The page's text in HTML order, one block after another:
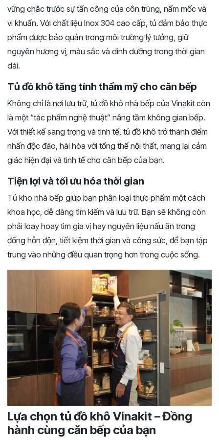
vững chắc trước sự tấn công của côn trùng, nấm mốc và
vi khuẩn. Với chất liệu Inox 304 cao cấp, tủ đảm bảo thực
phẩm được bảo quản trong môi trường lý tưởng, giữ
nguyên hương vị, màu sắc và dinh dưỡng trong thời gian
dài.
Tủ đồ khô tăng tính thẩm mỹ cho căn bếp
Không chỉ là nơi lưu trữ, tủ đồ khô nhà bếp của Vinakit còn
là một “tác phẩm nghệ thuật” nâng tầm không gian bếp.
Với thiết kế sang trọng và tinh tế, tủ đồ khô trở thành điểm
nhấn độc đáo, hài hòa với tổng thể nội thất, mang lại cảm
giác hiện đại và tinh tế cho căn bếp của bạn.
Tiện lợi và tối ưu hóa thời gian
Tủ kho nhà bếp giúp bạn phân loại thực phẩm một cách
khoa học, dễ dàng tìm kiếm và lưu trữ. Bạn sẽ không còn
phải loay hoay tìm gia vị hay nguyên liệu nấu ăn trong
đống hỗn độn, tiết kiệm thời gian và công sức, để bạn tập
trung vào những điều quan trọng hơn trong cuộc sống.
Lựa chọn tủ đồ khô Vinakit – Đồng
hành cùng căn bếp của bạn